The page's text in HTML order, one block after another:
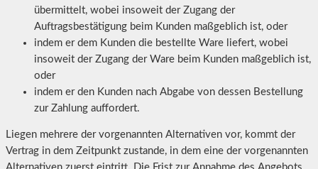
übermittelt, wobei insoweit der Zugang der
Auftragsbestätigung beim Kunden maßgeblich ist, oder
indem er dem Kunden die bestellte Ware liefert, wobei
insoweit der Zugang der Ware beim Kunden maßgeblich ist,
oder
indem er den Kunden nach Abgabe von dessen Bestellung
zur Zahlung auffordert.
Liegen mehrere der vorgenannten Alternativen vor, kommt der
Vertrag in dem Zeitpunkt zustande, in dem eine der vorgenannten